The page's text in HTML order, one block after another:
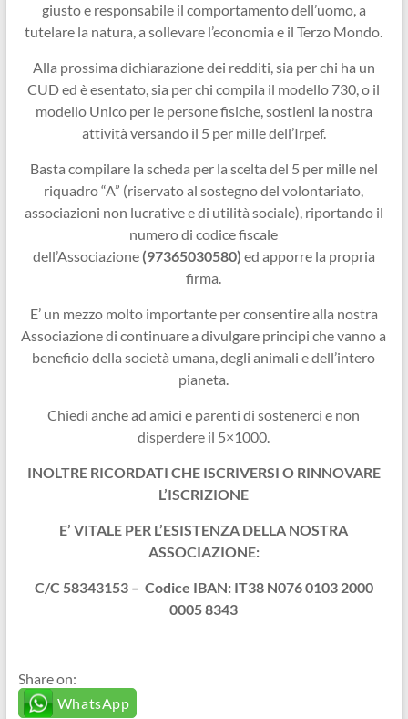
giusto e responsabile il comportamento dell’uomo, a
tutelare la natura, a sollevare l’economia e il Terzo Mondo.
Alla prossima dichiarazione dei redditi, sia per chi ha un
CUD ed è esentato, sia per chi compila il modello 730, o il
modello Unico per le persone fisiche, sostieni la nostra
attività versando il 5 per mille dell’Irpef.
Basta compilare la scheda per la scelta del 5 per mille nel
riquadro “A” (riservato al sostegno del volontariato,
associazioni non lucrative e di utilità sociale), riportando il
numero di codice fiscale
dell’Associazione (97365030580) ed apporre la propria
firma.
E’ un mezzo molto importante per consentire alla nostra
Associazione di continuare a divulgare principi che vanno a
beneficio della società umana, degli animali e dell’intero
pianeta.
Chiedi anche ad amici e parenti di sostenerci e non
disperdere il 5×1000.
INOLTRE RICORDATI CHE ISCRIVERSI O RINNOVARE
L’ISCRIZIONE
E’ VITALE PER L’ESISTENZA DELLA NOSTRA
ASSOCIAZIONE:
C/C 58343153 – Codice IBAN: IT38 N076 0103 2000
0005 8343
Share on:
WhatsApp